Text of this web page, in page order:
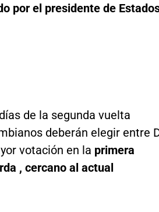
por el presidente de
de la segunda vuelta
deberán elegir entre
votación en la primera
, cercano al actual